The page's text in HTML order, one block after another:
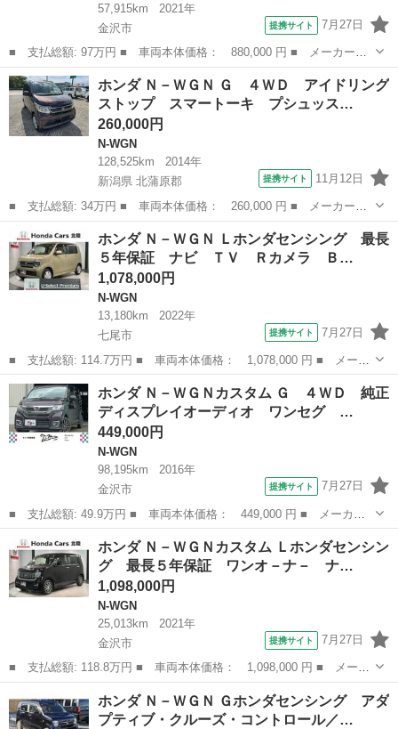
57,915km
2021年
金沢市
提携サイト 7月27日
■ 支払総額: 97万円 ■ 車両本体価格： 880,000 円 ■ メーカー
名： ホンダ ■ 車種名： Ｎ－ＷＧＮ ■ グレード名： Ｇホンダ
センシング 最長５年保証 ＴＶ ＢＴオ－ディオ ドラレコ ＶＳ
Ａ クルコン ス...
石川 金沢市 N-WGN
ホンダ Ｎ－ＷＧＮ Ｇ ４ＷＤ アイドリング
ストップ スマートーキ プシュッス…
260,000円
N-WGN
128,525km
2014年
新潟県 北蒲原郡
提携サイト 11月12日
■ 支払総額: 34万円 ■ 車両本体価格： 260,000 円 ■ メーカー
名： ホンダ ■ 車種名： Ｎ－ＷＧＮ ■ グレード名： Ｇ ４Ｗ
Ｄ アイドリングストップ スマートーキ プシュッスタート 盗難
防止システム パ...
新潟 N-WGN
ホンダ Ｎ－ＷＧＮ Ｌホンダセンシング 最長
５年保証 ナビ ＴＶ Ｒカメラ Ｂ…
1,078,000円
N-WGN
13,180km
2022年
七尾市
提携サイト 7月27日
■ 支払総額: 114.7万円 ■ 車両本体価格： 1,078,000 円 ■ メーカ
ー名： ホンダ ■ 車種名： Ｎ－ＷＧＮ ■ グレード名： Ｌホン
ダセンシング 最長５年保証 ナビ ＴＶ Ｒカメラ ＢＴオ－ディ
オ ドラ...
石川 七尾市 N-WGN
ホンダ Ｎ－ＷＧＮカスタム Ｇ ４ＷＤ 純正
ディスプレイオーディオ ワンセグ …
449,000円
N-WGN
98,195km
2016年
金沢市
提携サイト 7月27日
■ 支払総額: 49.9万円 ■ 車両本体価格： 449,000 円 ■ メーカー
名： ホンダ ■ 車種名： Ｎ－ＷＧＮカスタム ■ グレード名：
Ｇ ４ＷＤ 純正ディスプレイオーディオ ワンセグ バックカメ
ラ ＥＴＣ シ...
石川 N-WGN
ホンダ Ｎ－ＷＧＮカスタム Ｌホンダセンシン
グ 最長５年保証 ワンオ－ナ－ ナ…
1,098,000円
N-WGN
25,013km
2021年
金沢市
提携サイト 7月27日
■ 支払総額: 118.8万円 ■ 車両本体価格： 1,098,000 円 ■ メーカ
ー名： ホンダ ■ 車種名： Ｎ－ＷＧＮカスタム ■ グレード
名： Ｌホンダセンシング 最長５年保証 ワンオ－ナ－ ナビＶＸ
Ｍ－２１５Ｃ...
N-WGN
ホンダ Ｎ－ＷＧＮ Ｇホンダセンシング アダ
プティブ・クルーズ・コントロール／…